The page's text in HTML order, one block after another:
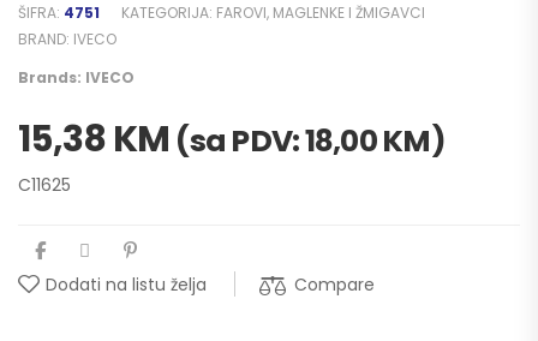
ŠIFRA: 4751 KATEGORIJA: FAROVI, MAGLENKE I ŽMIGAVCI
BRAND: IVECO
Brands: IVECO
15,38KM (sa PDV:18,00KM)
C11625
Dodati na listu želja Compare